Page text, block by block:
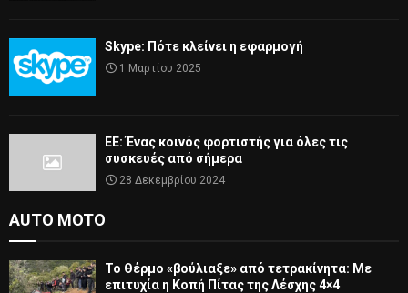
Skype: Πότε κλείνει η εφαρμογή
1 Μαρτίου 2025
ΕΕ: Ένας κοινός φορτιστής για όλες τις
συσκευές από σήμερα
28 Δεκεμβρίου 2024
AUTO MOTO
Το Θέρμο «βούλιαξε» από τετρακίνητα: Με
επιτυχία η Κοπή Πίτας της Λέσχης 4×4